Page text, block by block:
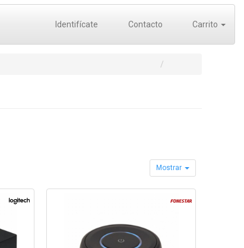
Identifícate Contacto Carrito
Mostrar